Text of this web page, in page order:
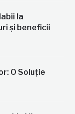
la
și beneficii
O Soluție